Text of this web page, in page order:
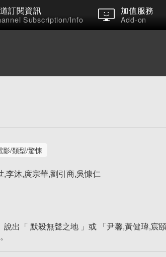
訂閱資訊
Subscription/Info
加值服務
Add-on
影/類型/驚悚
李沐,庹宗華,劉引商,吳慷仁
出「 默殺無聲之地 」或 「尹馨,黃健瑋,宸